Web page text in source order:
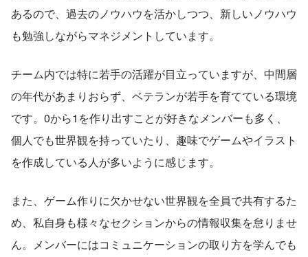
あるので、過去のノウハウを活かしつつ、新しいノウハウ
も勉強しながらマネジメントしています。
チーム内では特に若手の活躍が目立っていますが、中間層
の年代があまりおらず、ベテランが若手を育てている環境
です。0から1を作り出すことが好きなメンバーも多く、
個人でも世界観を持っていたり、趣味でゲームやイラスト
を作成している人が多いように感じます。
また、ゲーム作りに欠かせない世界観を全員で共有するた
め、私自身も様々なセクションからの情報収集を怠りませ
ん。メンバーにはコミュニケーションの取り方を学んでも